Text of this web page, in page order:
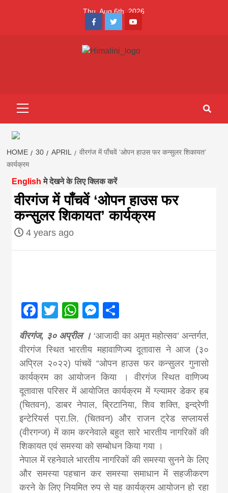
Thu. Aug 6th, 2026
FacebookTwitterYoutube
hindi
||madhesh
first hindi
magazine of
Nepal brings
from
news,
khabar
HOME 30 APRIL
वीरगंज में पाँचवें ‘ओपन हाउस फर कन्सुलर शिकायत’
कार्यक्रम
English मे देखने के लिए क्लिक करें
वीरगंज में पाँचवें ‘ओपन हाउस फर
कन्सुलर शिकायत’ कार्यक्रम
4 years ago
Facebook
TwitterWhatsApp
Messenger
वीरगंज, ३० अप्रील । ‘आजादी का अमृत महोत्सव’ अन्तर्गत,
वीरगंज स्थित भारतीय महावाणिज्य दूतावास ने आज (३०
अप्रिल २०२२) पांचवें “ओपन हाउस फर कन्सुलर गुनासो
कार्यक्रम का आयोजन किया । वीरगंज स्थित वाणिज्य
दूतावास परिसर में आयोजित कार्यक्रम में ग्ल्यामर डेकर हब
(चितवन), डाबर नेपाल, ब्रिटानिया, शिव शक्ति, इन्द्रेणी
इन्टेरियर्स प्रा.लि. (चितवन) और राजन ट्रेड सप्लायर्स
(वीरगन्ज) में काम करनेवाले बहुत सारे भारतीय नागरिकों की
शिकायत एवं समस्या को सम्बोधन किया गया ।
नेपाल में रहनेवाले भारतीय नागरिकों की समस्या सुनने के लिए
और समस्या पहचान कर समस्या समाधान में सहजीकरण
करने के लिए नियमित रुप से यह कार्यक्रम आयोजन हो रहा